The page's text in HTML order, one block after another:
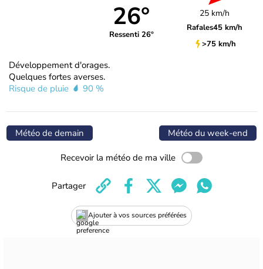
26°
Ressenti 26°
25 km/h
Rafales45 km/h
>75 km/h
Développement d'orages.
Quelques fortes averses.
Risque de pluie
90 %
Météo de demain Météo du week-end
Recevoir la météo de ma ville
Ajouter à vos sources préférées
Partager